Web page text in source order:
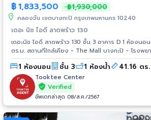
฿1,833,500 ฿1,930,000
คลองจั่น เขตบางกะปิ กรุงเทพมหานคร 10240
เดอะ นิช ไอดี ลาดพร้าว 130
เดอะนิช ไอดี ลาดพร้าว 130 ชั้น 3 อาคาร D 1 ห้องนอ
ตร.ม. สถานที่ใกล้เคียง - The Mall บางกะปิ - โรงพยาบาลรามคำแหง - โรง
พยาบาลลาดพร้าว
1 ห้องนอน ชั้น 3 1 ห้องน้ำ 41.16 ตร
Tooktee Center
Verified
อัพเดทล่าสุด 08/ส.ค./2567